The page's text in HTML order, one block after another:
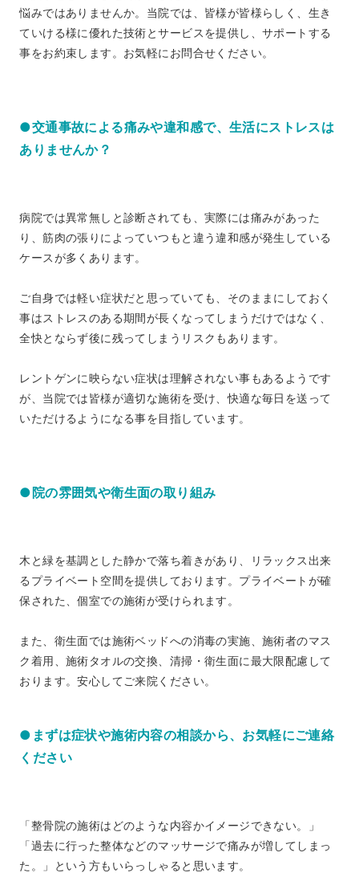
悩みではありませんか。当院では、皆様が皆様らしく、生き
ていける様に優れた技術とサービスを提供し、サポートする
事をお約束します。お気軽にお問合せください。
●交通事故による痛みや違和感で、生活にストレスは
ありませんか？
病院では異常無しと診断されても、実際には痛みがあった
り、筋肉の張りによっていつもと違う違和感が発生している
ケースが多くあります。
ご自身では軽い症状だと思っていても、そのままにしておく
事はストレスのある期間が長くなってしまうだけではなく、
全快とならず後に残ってしまうリスクもあります。
レントゲンに映らない症状は理解されない事もあるようです
が、当院では皆様が適切な施術を受け、快適な毎日を送って
いただけるようになる事を目指しています。
●院の雰囲気や衛生面の取り組み
木と緑を基調とした静かで落ち着きがあり、リラックス出来
るプライベート空間を提供しております。プライベートが確
保された、個室での施術が受けられます。
また、衛生面では施術ベッドへの消毒の実施、施術者のマス
ク着用、施術タオルの交換、清掃・衛生面に最大限配慮して
おります。安心してご来院ください。
●まずは症状や施術内容の相談から、お気軽にご連絡
ください
「整骨院の施術はどのような内容かイメージできない。」
「過去に行った整体などのマッサージで痛みが増してしまっ
た。」という方もいらっしゃると思います。